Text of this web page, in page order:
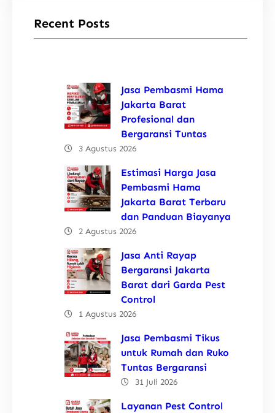
Recent Posts
Jasa Pembasmi Hama
Jakarta Barat
Profesional dan
Bergaransi Tuntas
3 Agustus 2026
Estimasi Harga Jasa
Pembasmi Hama
Jakarta Barat Terbaru
dan Panduan Biayanya
2 Agustus 2026
Jasa Anti Rayap
Bergaransi Jakarta
Barat dari Garda Pest
Control
1 Agustus 2026
Jasa Pembasmi Tikus
untuk Rumah dan Ruko
Tuntas Bergaransi
31 Juli 2026
Layanan Pest Control